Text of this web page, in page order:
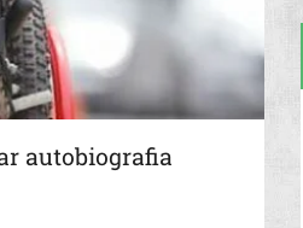
autobiografia